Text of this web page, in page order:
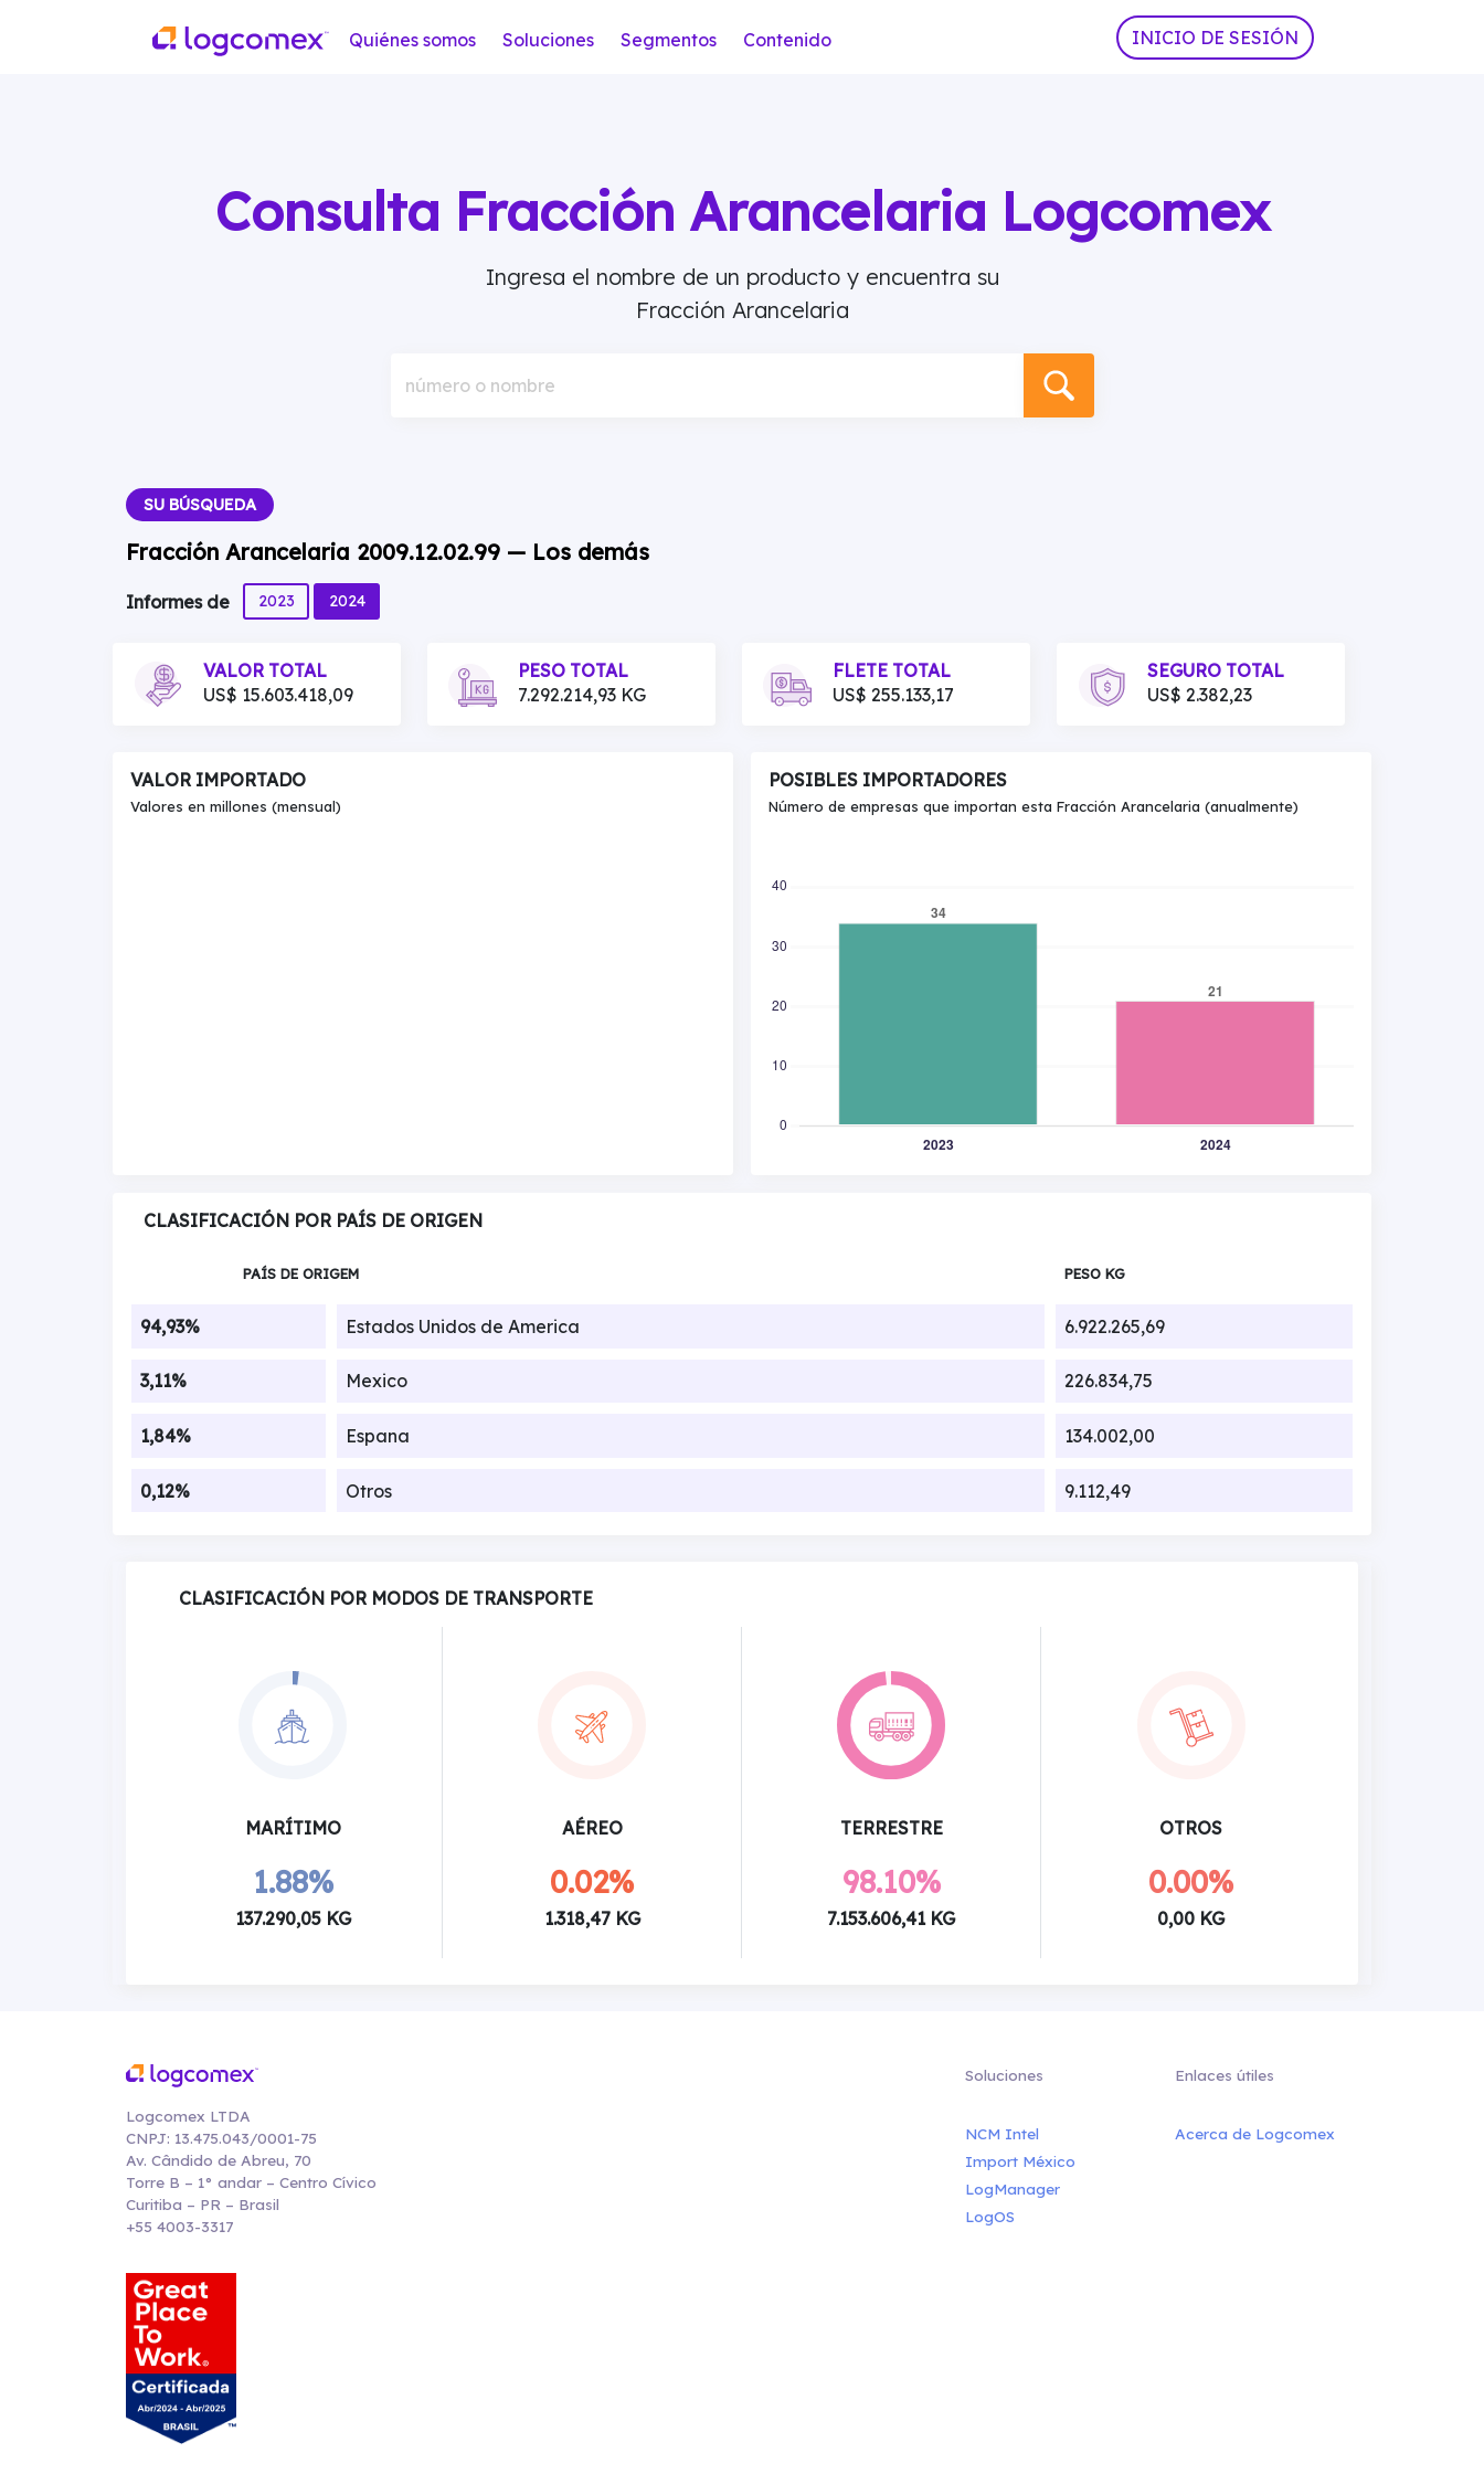
Quiénes somos Soluciones Segmentos Contenido INICIO DE SESIÓN
Consulta Fracción Arancelaria Logcomex
Ingresa el nombre de un producto y encuentra su
Fracción Arancelaria
número o nombre
SU BÚSQUEDA
Fracción Arancelaria 2009.12.02.99 — Los demás
Informes de 2023 2024
VALOR TOTAL
US$ 15.603.418,09
PESO TOTAL
7.292.214,93 KG
FLETE TOTAL
US$ 255.133,17
SEGURO TOTAL
US$ 2.382,23
VALOR IMPORTADO
Valores en millones (mensual)
POSIBLES IMPORTADORES
Número de empresas que importan esta Fracción Arancelaria (anualmente)
CLASIFICACIÓN POR PAÍS DE ORIGEN
PAÍS DE ORIGEM PESO KG
94,93% Estados Unidos de America 6.922.265,69
3,11% Mexico 226.834,75
1,84% Espana 134.002,00
0,12% Otros 9.112,49
CLASIFICACIÓN POR MODOS DE TRANSPORTE
MARÍTIMO
1.88%
137.290,05 KG
AÉREO
0.02%
1.318,47 KG
TERRESTRE
98.10%
7.153.606,41 KG
OTROS
0.00%
0,00 KG
Logcomex LTDA
CNPJ: 13.475.043/0001-75
Av. Cândido de Abreu, 70
Torre B – 1° andar – Centro Cívico
Curitiba – PR – Brasil
+55 4003-3317
Soluciones
NCM Intel
Import México
LogManager
LogOS
Enlaces útiles
Acerca de Logcomex